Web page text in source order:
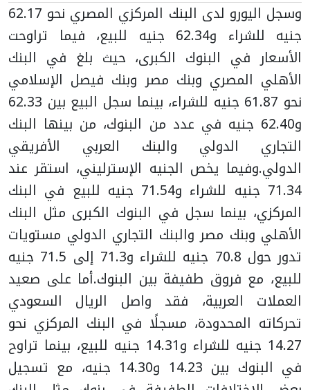
وسجل اليورو لدى البنك المركزي المصري نحو 62.17
جنيه للشراء و62.34 جنيه للبيع، فيما تراوحت
الأسعار في البنوك الكبرى، حيث بلغ في البنك
الأهلي المصري وبنك مصر وبنك فيصل الإسلامي
نحو 61.87 جنيه للشراء، بينما سجل البيع بين 62.33
و62.40 جنيه في عدد من البنوك، من بينها البنك
التجاري الدولي والبنك العربي الأفريقي
الدولي.وفيما يخص الجنيه الإسترليني، استقر عند
71.34 جنيه للشراء و71.54 جنيه للبيع في البنك
المركزي، بينما سجل في البنوك الكبرى مثل البنك
الأهلي وبنك مصر والبنك التجاري الدولي مستويات
تدور حول 70.8 جنيه للشراء و71.3 إلى 71.5 جنيه
للبيع، مع فروق طفيفة بين البنوك.أما على صعيد
العملات العربية، فقد واصل الريال السعودي
تحركاته المحدودة، مسجلًا في البنك المركزي نحو
14.27 جنيه للشراء و14.31 جنيه للبيع، بينما تراوح
في البنوك بين 14.23 و14.30 جنيه، مع تسجيل